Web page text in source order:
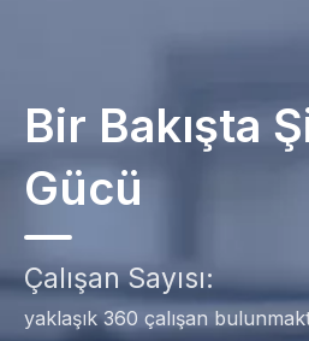
Bir Bakışta
Gücü
Çalışan Sayısı:
yaklaşık 360 çalışan